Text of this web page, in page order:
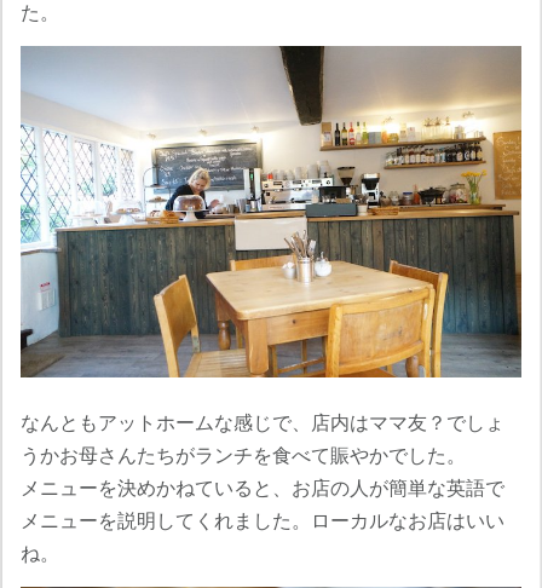
た。
なんともアットホームな感じで、店内はママ友？でしょ
うかお母さんたちがランチを食べて賑やかでした。
メニューを決めかねていると、お店の人が簡単な英語で
メニューを説明してくれました。ローカルなお店はいい
ね。